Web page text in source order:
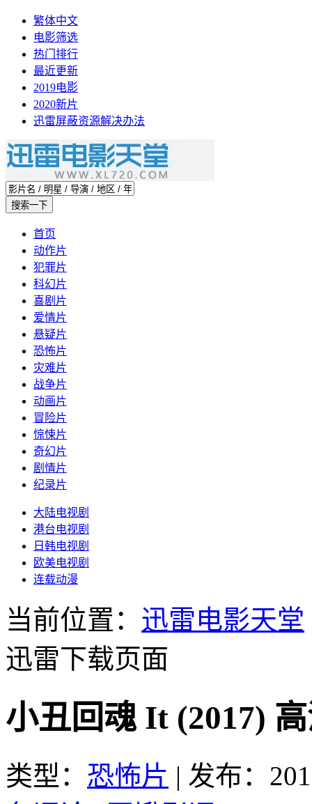
繁体中文
电影筛选
热门排行
最近更新
2019电影
2020新片
迅雷屏蔽资源解决办法
首页
动作片
犯罪片
科幻片
喜剧片
爱情片
悬疑片
恐怖片
灾难片
战争片
动画片
冒险片
惊悚片
奇幻片
剧情片
纪录片
大陆电视剧
港台电视剧
日韩电视剧
欧美电视剧
连载动漫
当前位置： 迅雷电影天堂
迅雷下载页面
小丑回魂 It (2017)
类型： 恐怖片 | 发布：